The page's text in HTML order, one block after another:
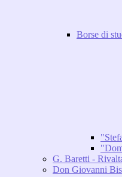
Borse di
G. Baretti -
Don Giovanni